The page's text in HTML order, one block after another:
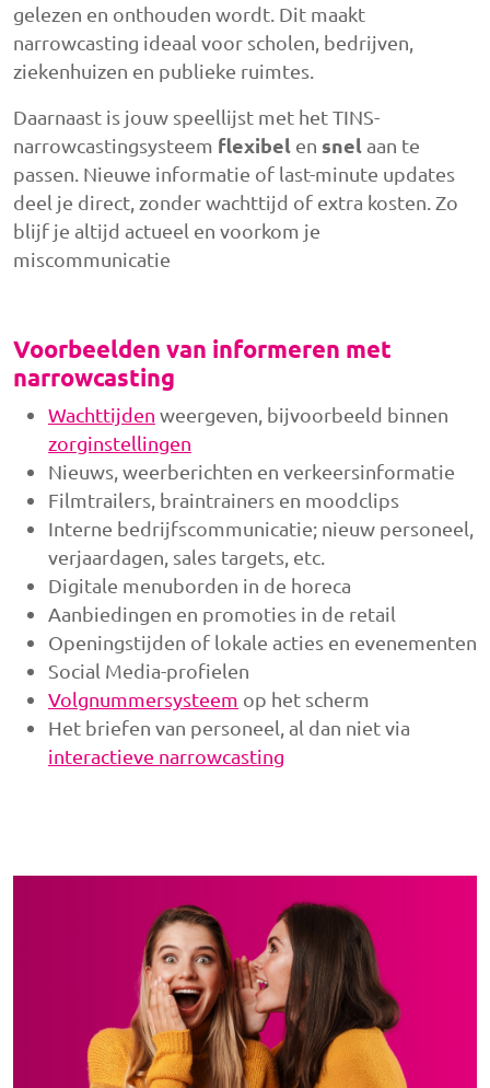
gelezen en onthouden wordt. Dit maakt
narrowcasting ideaal voor scholen, bedrijven,
ziekenhuizen en publieke ruimtes.
Daarnaast is jouw speellijst met het TINS-
narrowcastingsysteem flexibel en snelaan te
passen. Nieuwe informatie of last-minute updates
deel je direct, zonder wachttijd of extra kosten. Zo
blijf je altijd actueel en voorkom je
miscommunicatie
Voorbeelden van informeren met
narrowcasting
Wachttijden weergeven, bijvoorbeeld binnen
zorginstellingen
Nieuws, weerberichten en verkeersinformatie
Filmtrailers, braintrainers en moodclips
Interne bedrijfscommunicatie; nieuw personeel,
verjaardagen, sales targets, etc.
Digitale menuborden in de horeca
Aanbiedingen en promoties in de retail
Openingstijden of lokale acties en evenementen
Social Media-profielen
Volgnummersysteem op het scherm
Het briefen van personeel, al dan niet via
interactieve narrowcasting